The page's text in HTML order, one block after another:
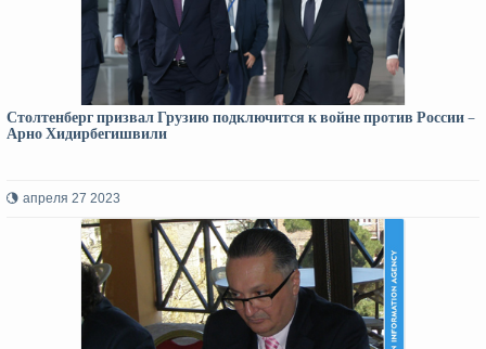
Столтенберг призвал Грузию подключится к войне против России –
Арно Хидирбегишвили
апреля 27 2023